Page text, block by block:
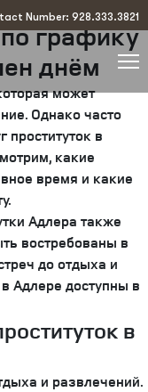
Number: 928.333.3821
графику
днём
может
Однако часто
проституток в
какие
время и какие
Адлера также
востребованы в
до отдыха и
Адлере доступны в
в
и развлечений.